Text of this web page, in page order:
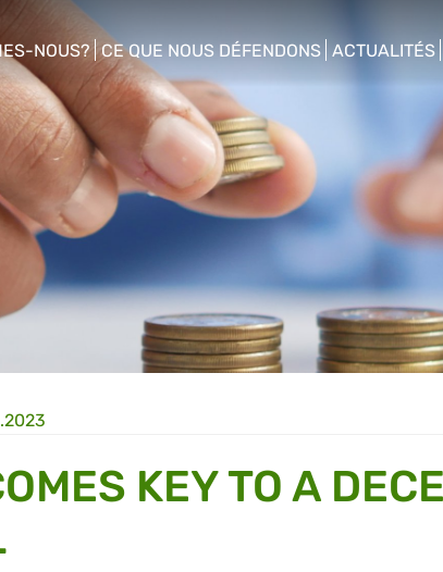
NOUS?
sub menu
CE QUE NOUS DÉFENDONS
show/hide sub menu
ACTUALITÉS
show/hide
KEY TO A